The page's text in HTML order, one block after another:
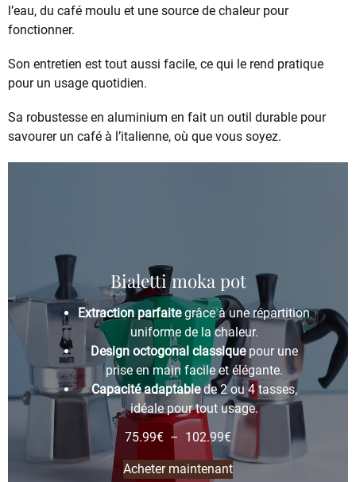
l’eau, du café moulu et une source de chaleur pour
fonctionner.
Son entretien est tout aussi facile, ce qui le rend pratique
pour un usage quotidien.
Sa robustesse en aluminium en fait un outil durable pour
savourer un café à l’italienne, où que vous soyez.
Bialetti moka pot
Extraction parfaitegrâce à une répartition
uniforme de la chaleur.
Design octogonal classiquepour une
prise en main facile et élégante.
Capacité adaptablede 2 ou 4 tasses,
idéale pour tout usage.
75.99€ – 102.99€
Acheter maintenant